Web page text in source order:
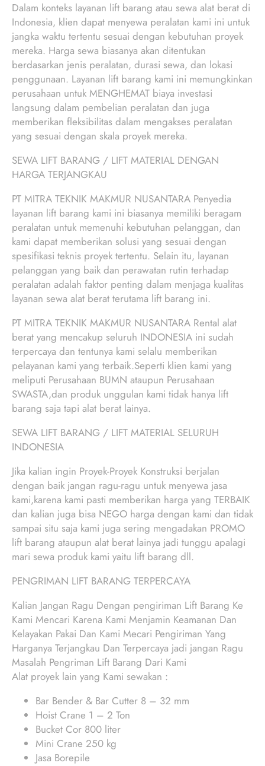
Dalam konteks layanan lift barang atau sewa alat berat di
Indonesia, klien dapat menyewa peralatan kami ini untuk
jangka waktu tertentu sesuai dengan kebutuhan proyek
mereka. Harga sewa biasanya akan ditentukan
berdasarkan jenis peralatan, durasi sewa, dan lokasi
penggunaan. Layanan lift barang kami ini memungkinkan
perusahaan untuk MENGHEMAT biaya investasi
langsung dalam pembelian peralatan dan juga
memberikan fleksibilitas dalam mengakses peralatan
yang sesuai dengan skala proyek mereka.
SEWA LIFT BARANG / LIFT MATERIAL DENGAN
HARGA TERJANGKAU
PT MITRA TEKNIK MAKMUR NUSANTARA Penyedia
layanan lift barang kami ini biasanya memiliki beragam
peralatan untuk memenuhi kebutuhan pelanggan, dan
kami dapat memberikan solusi yang sesuai dengan
spesifikasi teknis proyek tertentu. Selain itu, layanan
pelanggan yang baik dan perawatan rutin terhadap
peralatan adalah faktor penting dalam menjaga kualitas
layanan sewa alat berat terutama lift barang ini.
PT MITRA TEKNIK MAKMUR NUSANTARA Rental alat
berat yang mencakup seluruh INDONESIA ini sudah
terpercaya dan tentunya kami selalu memberikan
pelayanan kami yang terbaik.Seperti klien kami yang
meliputi Perusahaan BUMN ataupun Perusahaan
SWASTA,dan produk unggulan kami tidak hanya lift
barang saja tapi alat berat lainya.
SEWA LIFT BARANG / LIFT MATERIAL SELURUH
INDONESIA
Jika kalian ingin Proyek-Proyek Konstruksi berjalan
dengan baik jangan ragu-ragu untuk menyewa jasa
kami,karena kami pasti memberikan harga yang TERBAIK
dan kalian juga bisa NEGO harga dengan kami dan tidak
sampai situ saja kami juga sering mengadakan PROMO
lift barang ataupun alat berat lainya jadi tunggu apalagi
mari sewa produk kami yaitu lift barang dll.
PENGRIMAN LIFT BARANG TERPERCAYA
Kalian Jangan Ragu Dengan pengiriman Lift Barang Ke
Kami Mencari Karena Kami Menjamin Keamanan Dan
Kelayakan Pakai Dan Kami Mecari Pengiriman Yang
Harganya Terjangkau Dan Terpercaya jadi jangan Ragu
Masalah Pengriman Lift Barang Dari Kami
Alat proyek lain yang Kami sewakan :
Bar Bender & Bar Cutter 8 – 32 mm
Hoist Crane 1 – 2 Ton
Bucket Cor 800 liter
Mini Crane 250 kg
Jasa Borepile